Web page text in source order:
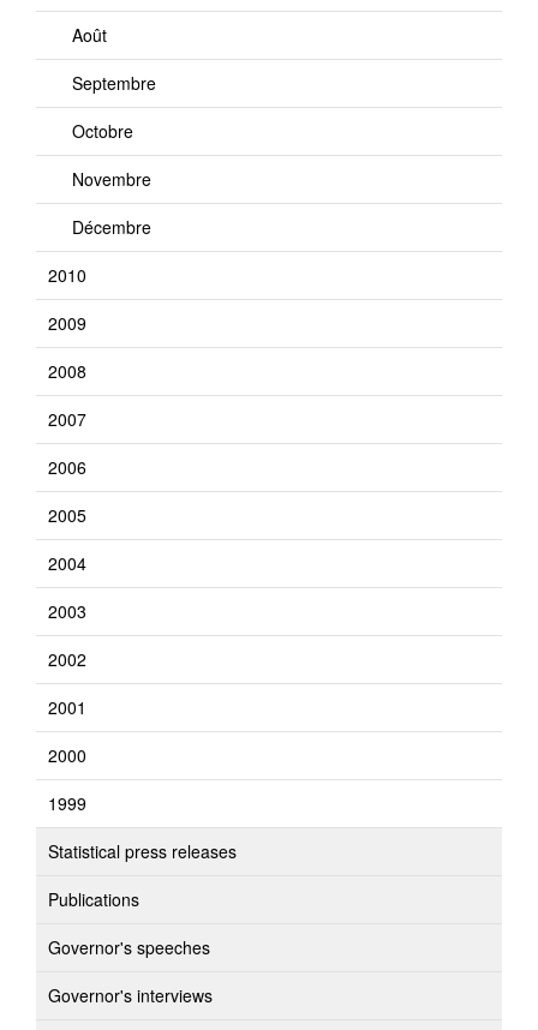
Août
Septembre
Octobre
Novembre
Décembre
2010
2009
2008
2007
2006
2005
2004
2003
2002
2001
2000
1999
Statistical press releases
Publications
Governor's speeches
Governor's interviews